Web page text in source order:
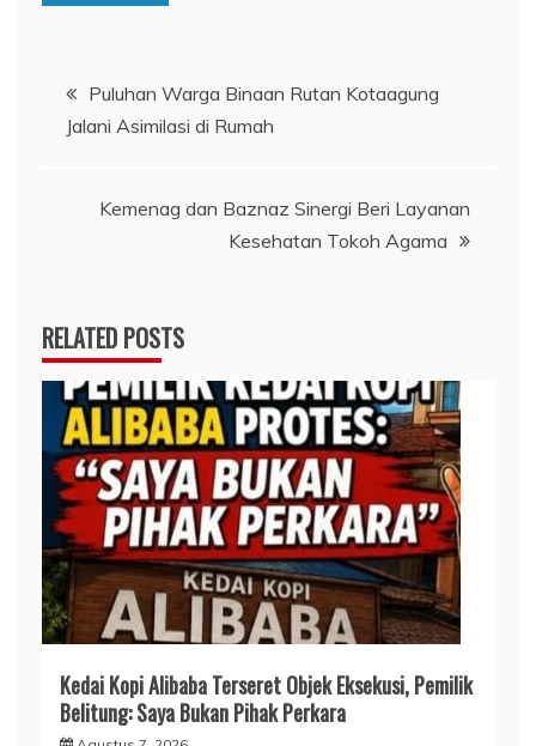
Navigasi
pos
Puluhan Warga Binaan Rutan Kotaagung
Jalani Asimilasi di Rumah
Kemenag dan Baznaz Sinergi Beri Layanan
Kesehatan Tokoh Agama
RELATED POSTS
Kedai Kopi Alibaba Terseret Objek Eksekusi, Pemilik
Belitung: Saya Bukan Pihak Perkara